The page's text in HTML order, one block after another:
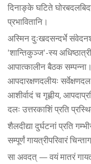
दिनाङ्के घटिते
प्रभावितानि।
अस्मिन दुःखदसन्दर्भे
'शान्तिकुञ्ज'-स्य
आपात्कालीन बैठक
आपदारक्षणदलीयः
आशीर्वादं च गृह्णीय,
दलः उत्तरकाशिं प्रति
शैलदीद्या दुर्घटनां प्रति
सम्पूर्णं गायत्रीपरिवारं
सा अवदत् — वयं मातरं